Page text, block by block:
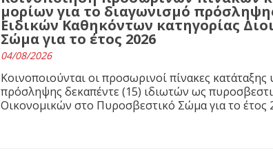
μορίων για το διαγωνισμό
Ειδικών Καθηκόντων κατηγορίας
Σώμα για το έτος 2026
04/08/2026
Κοινοποιούνται οι προσωρινοί πίνακες
πρόσληψης δεκαπέντε (15) ιδιωτών ως
Οικονομικών στο Πυροσβεστικό Σώμα για το έτος